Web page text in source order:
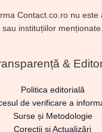
Contact.co.ro nu este
sau instituțiilor menționate.
&
Politica editorială
de verificare a
Surse și Metodologie
Corecții și Actualizări